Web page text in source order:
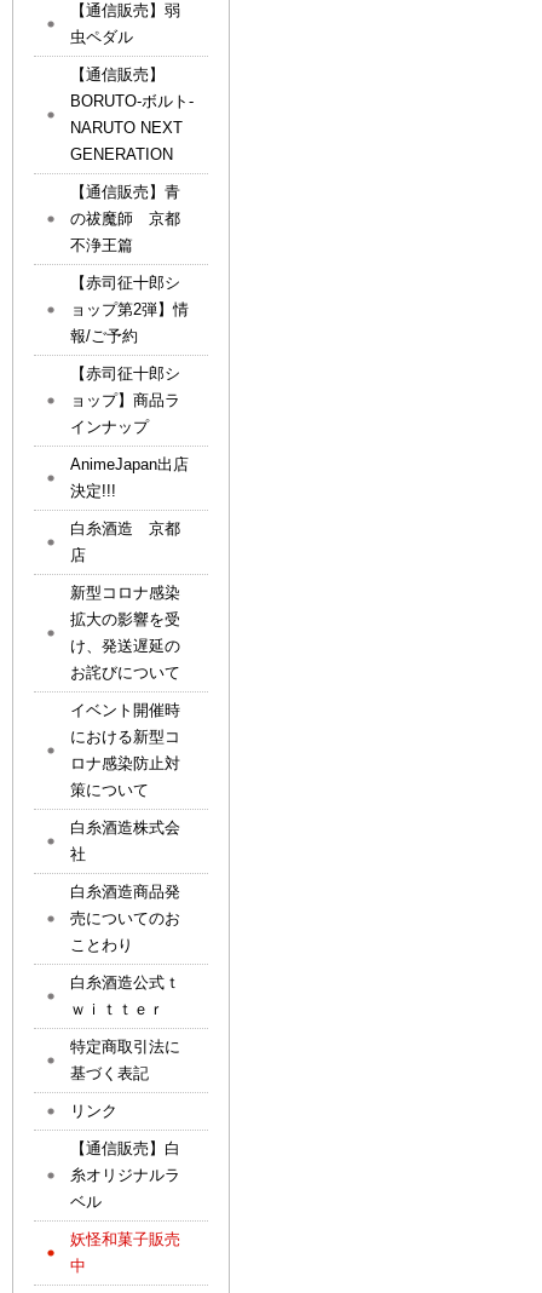
【通信販売】弱
虫ペダル
【通信販売】
BORUTO-ボルト-
NARUTO NEXT
GENERATION
【通信販売】青
の祓魔師 京都
不浄王篇
【赤司征十郎シ
ョップ第2弾】情
報/ご予約
【赤司征十郎シ
ョップ】商品ラ
インナップ
AnimeJapan出店
決定!!!
白糸酒造 京都
店
新型コロナ感染
拡大の影響を受
け、発送遅延の
お詫びについて
イベント開催時
における新型コ
ロナ感染防止対
策について
白糸酒造株式会
社
白糸酒造商品発
売についてのお
ことわり
白糸酒造公式ｔ
ｗｉｔｔｅｒ
特定商取引法に
基づく表記
リンク
【通信販売】白
糸オリジナルラ
ベル
妖怪和菓子販売
中